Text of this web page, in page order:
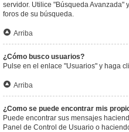
servidor. Utilice "Búsqueda Avanzada"
foros de su búsqueda.
Arriba
¿Cómo busco usuarios?
Pulse en el enlace "Usuarios" y haga
Arriba
¿Como se puede encontrar mis
Puede encontrar sus mensajes
Panel de Control de Usuario o